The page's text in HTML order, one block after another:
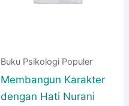
Buku Psikologi Populer
Membangun Karakter
dengan Hati Nurani